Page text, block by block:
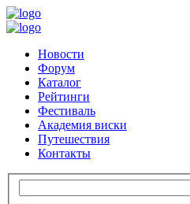
Новости
Форум
Каталог
Рейтинги
Фестиваль
Академия виски
Путешествия
Контакты